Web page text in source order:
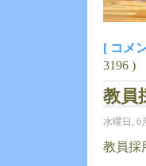
[ コメ
3196 )
教員
水曜日, 6
教員採